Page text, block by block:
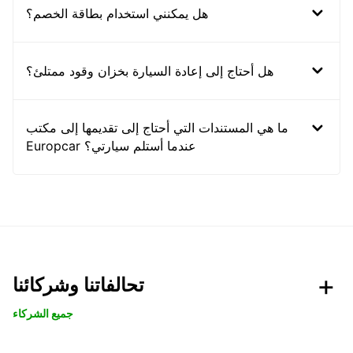
هل يمكنني استخدام بطاقة الخصم؟
هل أحتاج إلى إعادة السيارة بخزان وقود ممتلئ؟
ما هي المستندات التي أحتاج إلى تقديمها إلى مكتب
Europcar عندما أستلم سيارتي؟
تحالفاتنا وشركائنا
جميع الشركاء